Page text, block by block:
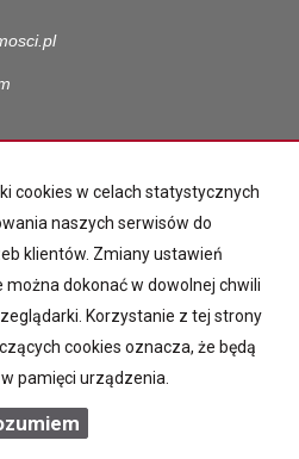
2026
Galactica Virgo
cookies w celach statystycznych
naszych serwisów do
klientów. Zmiany ustawień
dokonać w dowolnej chwili
Korzystanie z tej strony
cookies oznacza, że będą
pamięci urządzenia.